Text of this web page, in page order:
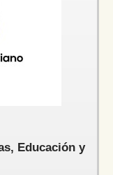
Educación y